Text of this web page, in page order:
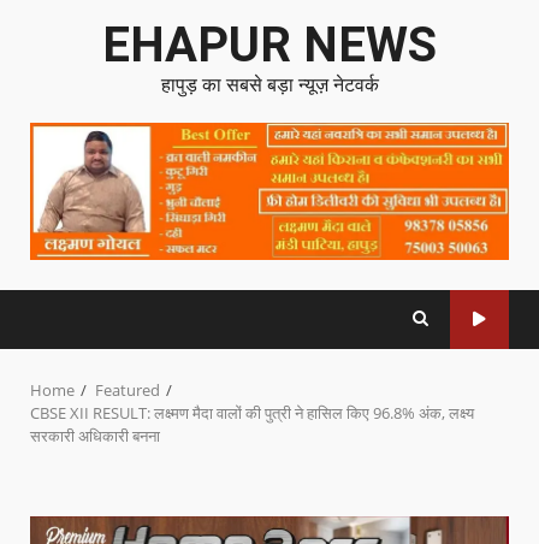
EHAPUR NEWS
हापुड़ का सबसे बड़ा न्यूज़ नेटवर्क
Home
Featured
CBSE XII RESULT: लक्ष्मण मैदा वालों की पुत्री ने हासिल किए 96.8% अंक, लक्ष्य
सरकारी अधिकारी बनना